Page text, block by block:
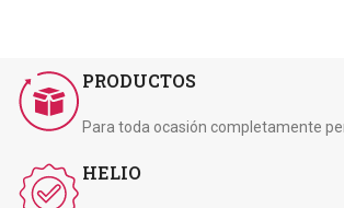
PRODUCTOS
Para toda ocasión completamente
HELIO